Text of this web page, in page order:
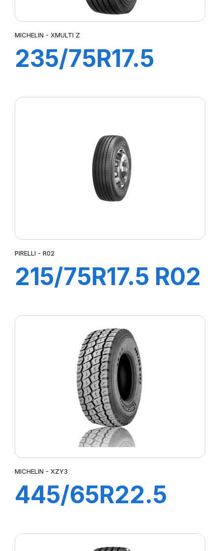
MICHELIN - XMULTI Z
235/75R17.5
PIRELLI - R02
215/75R17.5 R02
128/126M
MICHELIN - XZY3
445/65R22.5